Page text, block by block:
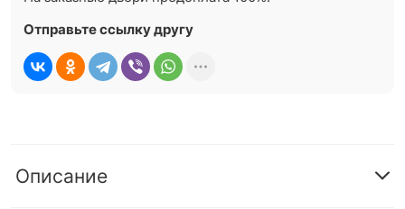
Отправьте ссылку другу
Описание